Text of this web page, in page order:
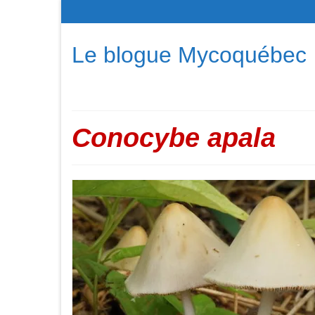
Le blogue Mycoquébec
Conocybe apala